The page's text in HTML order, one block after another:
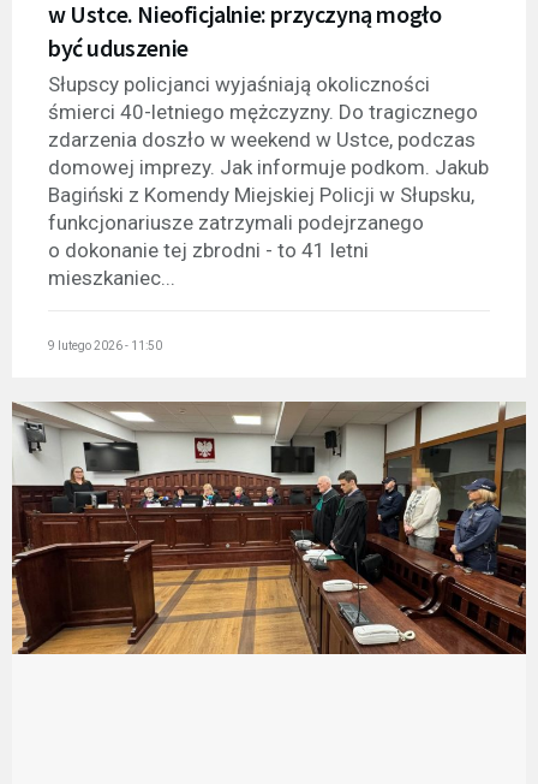
w Ustce. Nieoficjalnie: przyczyną mogło
być uduszenie
Słupscy policjanci wyjaśniają okoliczności
śmierci 40-letniego mężczyzny. Do tragicznego
zdarzenia doszło w weekend w Ustce, podczas
domowej imprezy. Jak informuje podkom. Jakub
Bagiński z Komendy Miejskiej Policji w Słupsku,
funkcjonariusze zatrzymali podejrzanego
o dokonanie tej zbrodni - to 41 letni
mieszkaniec...
9 lutego 2026 - 11:50